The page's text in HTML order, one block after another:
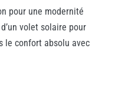
pour une modernité
volet solaire pour
le confort absolu avec